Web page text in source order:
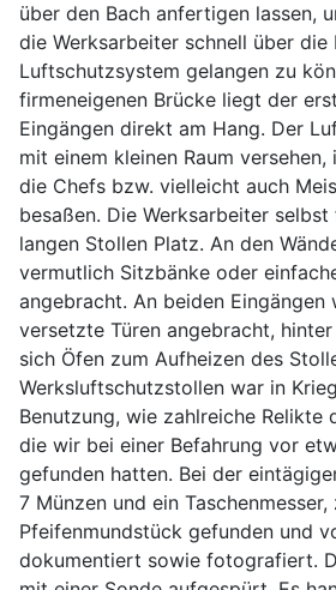
über den Bach anfertigen lassen,
die Werksarbeiter schnell über die
Luftschutzsystem gelangen zu
firmeneigenen Brücke liegt der
Eingängen direkt am Hang. Der
mit einem kleinen Raum
die Chefs bzw. vielleicht auch
besaßen. Die Werksarbeiter
langen Stollen Platz. An den
vermutlich Sitzbänke oder
angebracht. An beiden Eingängen
versetzte Türen angebracht,
sich Öfen zum Aufheizen des
Werksluftschutzstollen war in
Benutzung, wie zahlreiche Relikte
die wir bei einer Befahrung vor
gefunden hatten. Bei der
7 Münzen und ein
Pfeifenmundstück gefunden und
dokumentiert sowie fotografiert.